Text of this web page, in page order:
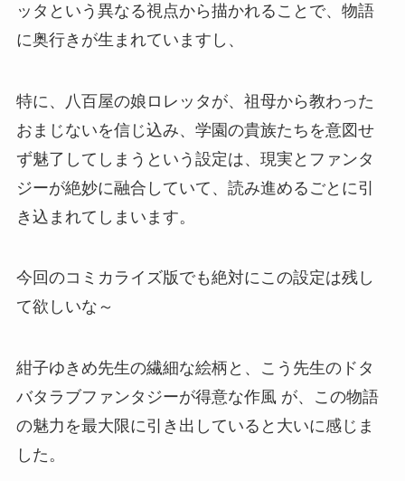
ッタという異なる視点から描かれることで、物語
に奥行きが生まれていますし、
特に、八百屋の娘ロレッタが、祖母から教わった
おまじないを信じ込み、学園の貴族たちを意図せ
ず魅了してしまうという設定は、現実とファンタ
ジーが絶妙に融合していて、読み進めるごとに引
き込まれてしまいます。
今回のコミカライズ版でも絶対にこの設定は残し
て欲しいな～
紺子ゆきめ先生の繊細な絵柄と、こう先生のドタ
バタラブファンタジーが得意な作風 が、この物語
の魅力を最大限に引き出していると大いに感じま
した。